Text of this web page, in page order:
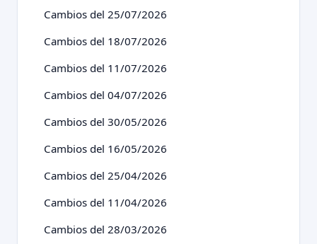
Cambios del 25/07/2026
Cambios del 18/07/2026
Cambios del 11/07/2026
Cambios del 04/07/2026
Cambios del 30/05/2026
Cambios del 16/05/2026
Cambios del 25/04/2026
Cambios del 11/04/2026
Cambios del 28/03/2026